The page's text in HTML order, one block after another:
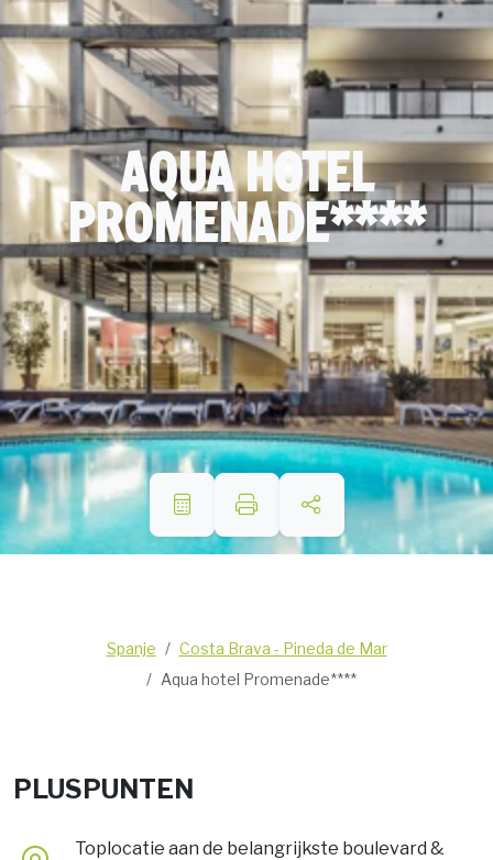
AQUA HOTEL
PROMENADE****
Spanje
Costa Brava - Pineda de Mar
Aqua hotel Promenade****
PLUSPUNTEN
Toplocatie aan de belangrijkste boulevard &